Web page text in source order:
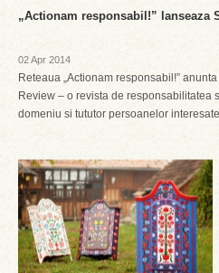
„Actionam responsabil!” lanseaza
02 Apr 2014
Reteaua „Actionam responsabil!”
Review – o revista de responsabilitatea
domeniu si tututor persoanelor